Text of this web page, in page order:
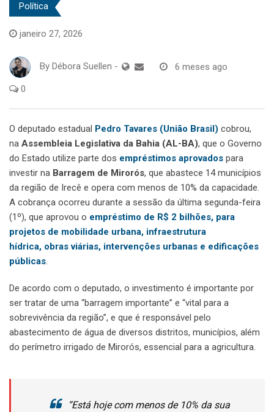
Política
janeiro 27, 2026
By Débora Suellen - 6 meses ago
0
O deputado estadual Pedro Tavares (União Brasil) cobrou,
na Assembleia Legislativa da Bahia (AL-BA), que o Governo
do Estado utilize parte dos empréstimos aprovados para
investir na Barragem de Mirorós, que abastece 14 municípios
da região de Irecê e opera com menos de 10% da capacidade.
A cobrança ocorreu durante a sessão da última segunda-feira
(1º), que aprovou o empréstimo de R$ 2 bilhões, para
projetos de mobilidade urbana, infraestrutura
hídrica, obras viárias, intervenções urbanas e edificações
públicas.
De acordo com o deputado, o investimento é importante por
ser tratar de uma “barragem importante” e “vital para a
sobrevivência da região”, e que é responsável pelo
abastecimento de água de diversos distritos, municípios, além
do perímetro irrigado de Mirorós, essencial para a agricultura.
“Está hoje com menos de 10% da sua